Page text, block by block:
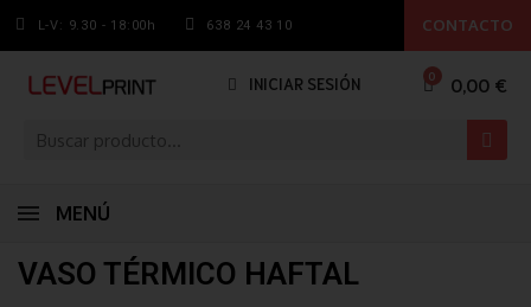
L-V: 9.30 - 18:00h 638 24 43 10 CONTACTO
INICIAR SESIÓN 0,00 €
MENÚ
VASO TÉRMICO HAFTAL